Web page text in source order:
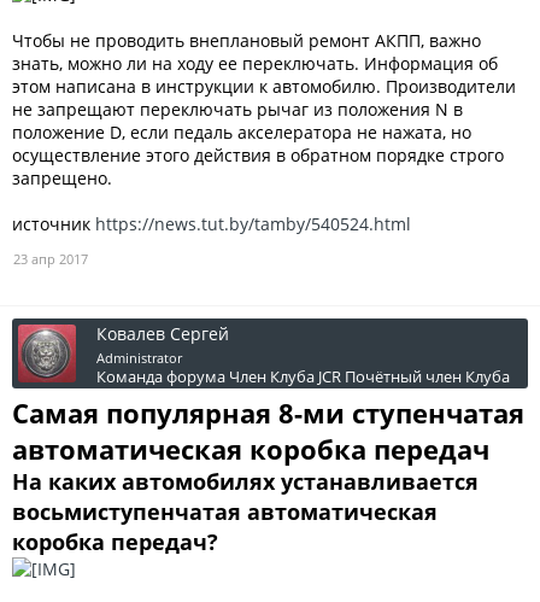
Чтобы не проводить внеплановый ремонт АКПП, важно
знать, можно ли на ходу ее переключать. Информация об
этом написана в инструкции к автомобилю. Производители
не запрещают переключать рычаг из положения N в
положение D, если педаль акселератора не нажата, но
осуществление этого действия в обратном порядке строго
запрещено.
источник https://news.tut.by/tamby/540524.html
23 апр 2017
Ковалев Сергей
Administrator
Команда форума Член Клуба JCR Почётный член Клуба
Самая популярная 8-ми ступенчатая
автоматическая коробка передач
На каких автомобилях устанавливается
восьмиступенчатая автоматическая
коробка передач?